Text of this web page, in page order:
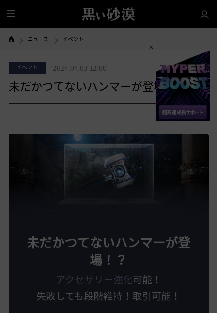
全
体
ニュース イベント
イベント 2024.04.03 12:00
未だかつてないハンマーが登場！？
共有する
未だかつてないハンマーが登
場！？
アクセサリー強化可能！
失敗しても段階維持！取引可能！